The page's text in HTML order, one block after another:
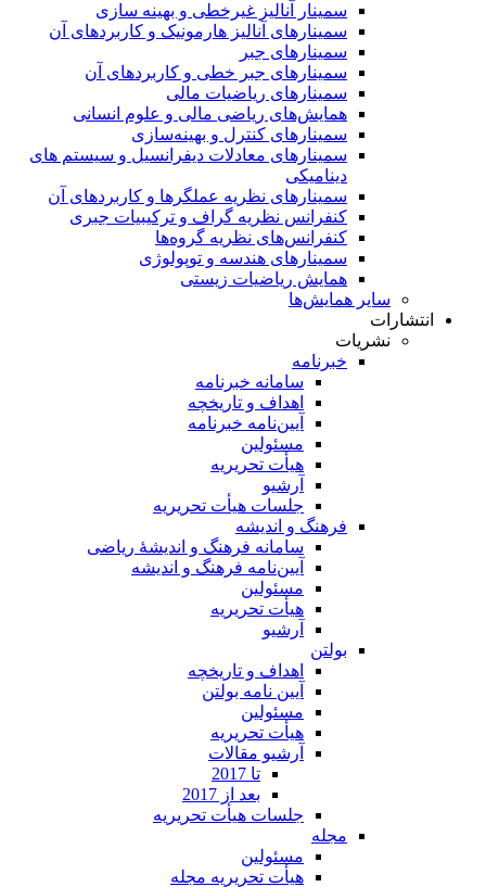
سمینار آنالیز غیرخطی و بهینه سازی
سمینارهای آنالیز هارمونیک و کاربردهای آن
سمینار‌های جبر
سمینارهای جبر خطی و کاربردهای آن
سمینار‌های ریاضیات مالی
همایش‌های ریاضی مالی و علوم انسانی
سمینارهای کنترل و بهینه‌سازی
سمینارهای معادلات دیفرانسیل و سیستم های
دینامیکی
سمینار‌های نظریه عملگرها و کاربردهای آن
کنفرانس نظریه گراف و ترکیبیات جبری
کنفرانس‌های نظریه گروه‌ها
سمینار‌های هندسه و توپولوژی
همایش ریاضیات زیستی
سایر همایش‌ها
انتشارات
نشریات
خبرنامه
سامانه خبرنامه
اهداف و تاریخچه
آیین‌نامه خبرنامه
مسئولین
هیأت تحریریه
آرشیو
جلسات هیأت تحریریه
فرهنگ و اندیشه
سامانه فرهنگ و اندیشۀ ریاضی
آیین‌نامه فرهنگ و اندیشه
مسئولین
هیأت تحریریه
آرشیو
بولتن
اهداف و تاریخچه
آیین نامه بولتن
مسئولین
هیأت تحریریه
آرشیو مقالات
تا 2017
بعد از 2017
جلسات هیأت تحریریه
مجله
مسئولین
هیأت تحریریه مجله